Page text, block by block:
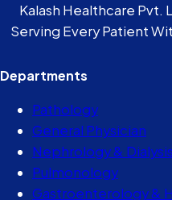
Kalash Healthcare Pvt.
Serving Every Patient
Departments
Pathology
General Physician
Nephrology & Dialysis
Pulmonology
Gastroenterology &